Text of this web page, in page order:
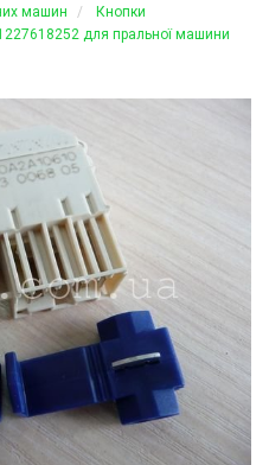
машин
Кнопки
для пральної машини